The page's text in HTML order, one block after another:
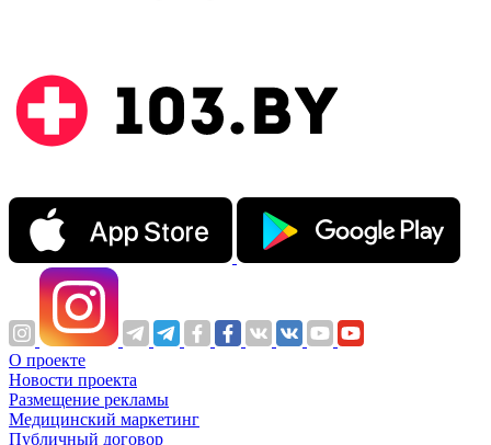
О проекте
Новости проекта
Размещение рекламы
Медицинский маркетинг
Публичный договор